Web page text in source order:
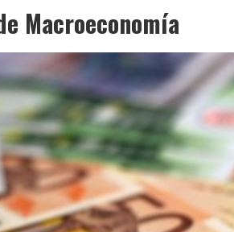
Macroeconomía